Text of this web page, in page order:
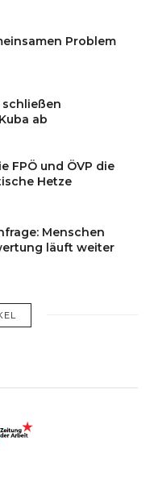
Problem
ab
FPÖ und ÖVP die
Hetze
Menschen
läuft weiter